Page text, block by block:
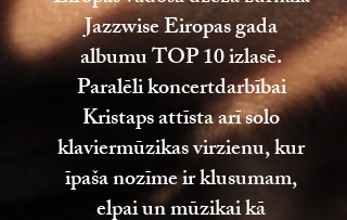
Jazzwise Eiropas gada
albumu TOP 10 izlasē.
Paralēli koncertdarbībai
Kristaps attīsta arī solo
klaviermūzikas virzienu, kur
īpaša nozīme ir klusumam,
elpai un mūzikai kā